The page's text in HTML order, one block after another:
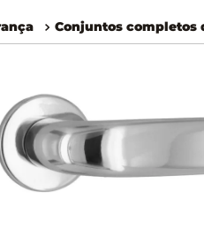
Conjuntos completos